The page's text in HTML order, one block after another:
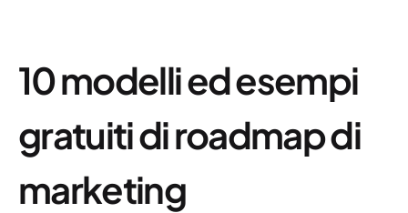
10 modelli ed esempi
gratuiti di roadmap di
marketing